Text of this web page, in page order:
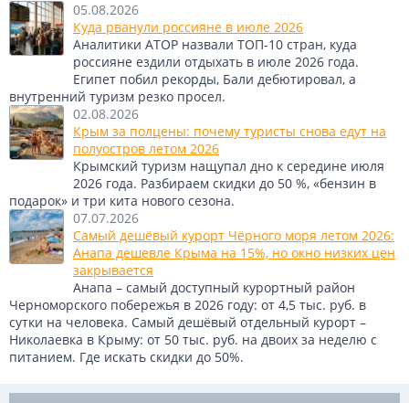
05.08.2026
Куда рванули россияне в июле 2026
Аналитики АТОР назвали ТОП-10 стран, куда
россияне ездили отдыхать в июле 2026 года.
Египет побил рекорды, Бали дебютировал, а
внутренний туризм резко просел.
02.08.2026
Крым за полцены: почему туристы снова едут на
полуостров летом 2026
Крымский туризм нащупал дно к середине июля
2026 года. Разбираем скидки до 50 %, «бензин в
подарок» и три кита нового сезона.
07.07.2026
Самый дешёвый курорт Чёрного моря летом 2026:
Анапа дешевле Крыма на 15%, но окно низких цен
закрывается
Анапа – самый доступный курортный район
Черноморского побережья в 2026 году: от 4,5 тыс. руб. в
сутки на человека. Самый дешёвый отдельный курорт –
Николаевка в Крыму: от 50 тыс. руб. на двоих за неделю с
питанием. Где искать скидки до 50%.